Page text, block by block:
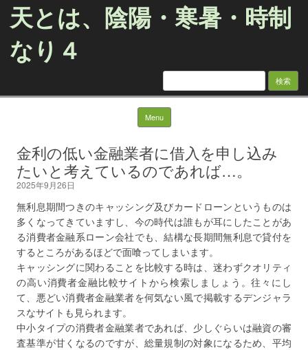
天とは、陰陽・寒暑・時制
なり４
検
Menu Skip to content
金利の低い金融業者に借入を申し込み
たいと考えているのであれば…。
2025年9月26日
無利息期間つきのキャッシング及びカードローンというものは
多くなってきていますし、今の時代は誰もが耳にしたことがあ
る消費者金融系ローン会社でも、結構な長期間無利息で貸付を
するところがあるほどで面喰ってしまいます。
キャッシングに関わることを比較する時は、迷わずクオリティ
の高い消費者金融比較サイトから検索しましょう。往々にし
て、悪どい消費者金融業者を何気ない風で掲載するデンジャラ
スなサイトも見られます。
中小タイプの消費者金融業者であれば、少しぐらいは融資の審
査基準が甘くなるのですが、総量規制の対象になるため、平均